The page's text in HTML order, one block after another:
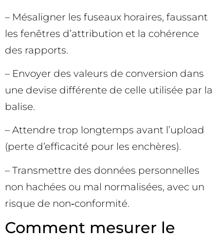
– Mésaligner les fuseaux horaires, faussant
les fenêtres d’attribution et la cohérence
des rapports.
– Envoyer des valeurs de conversion dans
une devise différente de celle utilisée par la
balise.
– Attendre trop longtemps avant l’upload
(perte d’efficacité pour les enchères).
– Transmettre des données personnelles
non hachées ou mal normalisées, avec un
risque de non‑conformité.
Comment mesurer le